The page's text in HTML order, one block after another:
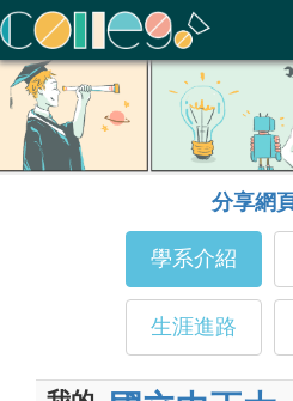
ColleGo! 大學選才與高中育才輔助系
分享網
學系介紹
生涯進路